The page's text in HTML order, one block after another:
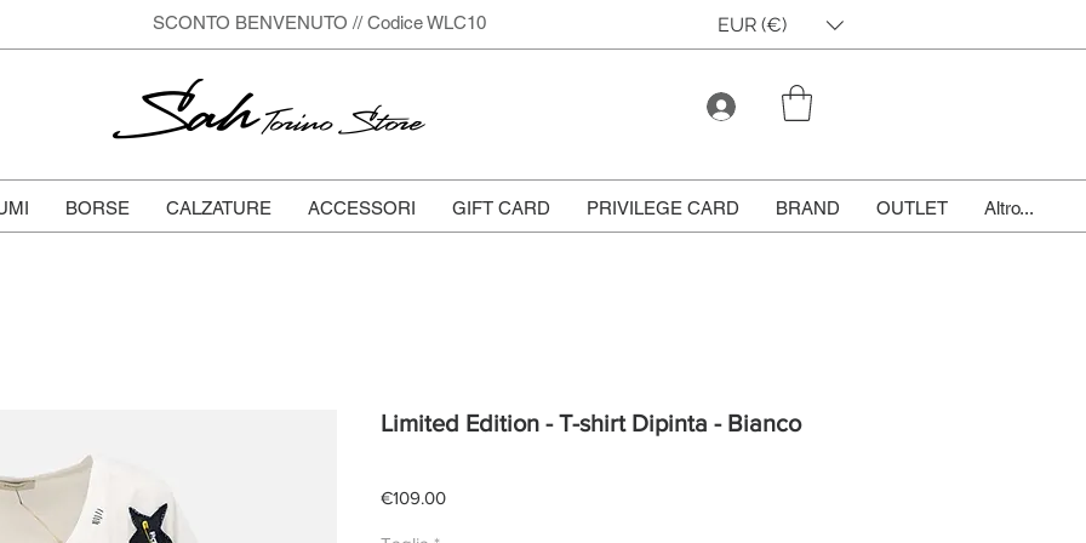
SCONTO BENVENUTO // Codice WLC10 EUR (€)
SahTorino Store
BORSE CALZATURE ACCESSORI GIFT CARD PRIVILEGE CARD BRAND OUTLET Altro...
Limited Edition - T-shirt Dipinta - Bianco
€109.00Price